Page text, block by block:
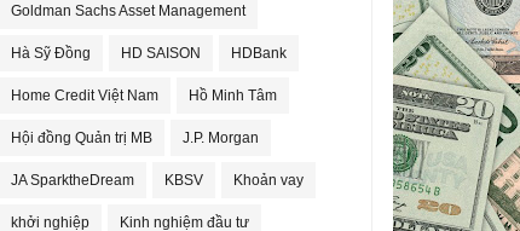
Goldman Sachs Asset Management
Hà Sỹ Đồng HD SAISON HDBank
Home Credit Việt Nam Hồ Minh Tâm
Hội đồng Quản trị MB J.P. Morgan
JA SparktheDream KBSV Khoản vay
khởi nghiệp Kinh nghiệm đầu tư